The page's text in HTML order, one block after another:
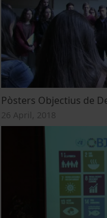
Pòsters Objectius de
26 April, 2018